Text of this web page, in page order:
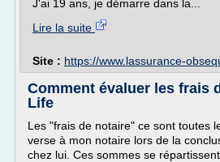
J'ai 19 ans, je démarre dans la...
Lire la suite
Site : https://www.lassurance-
Comment évaluer les frais
Life
Les "frais de notaire" ce sont toutes
verse à mon notaire lors de la
chez lui. Ces sommes se